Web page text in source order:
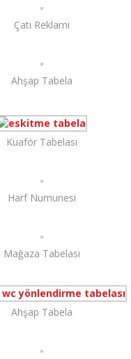
Çatı Reklamı
Ahşap Tabela
Kuaför Tabelası
Harf Numunesi
Mağaza Tabelası
Ahşap Tabela